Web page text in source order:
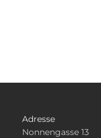
Adresse
Nonnengasse 13